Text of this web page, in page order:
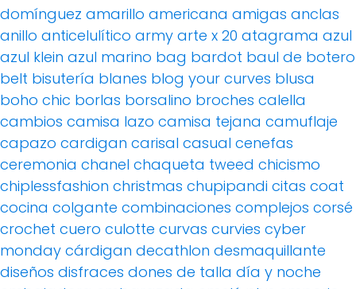
domínguez amarillo americana amigas anclas
anillo anticelulítico army arte x 20 atagrama azul
azul klein azul marino bag bardot baul de botero
belt bisutería blanes blog your curves blusa
boho chic borlas borsalino broches calella
cambios camisa lazo camisa tejana camuflaje
capazo cardigan carisal casual cenefas
ceremonia chanel chaqueta tweed chicismo
chiplessfashion christmas chupipandi citas coat
cocina colgante combinaciones complejos corsé
crochet cuero culotte curvas curvies cyber
monday cárdigan decathlon desmaquillante
diseños disfraces dones de talla día y noche